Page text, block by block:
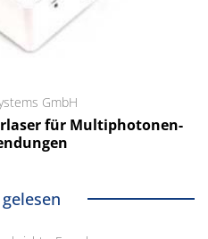
GmbH
für Multiphotonen-